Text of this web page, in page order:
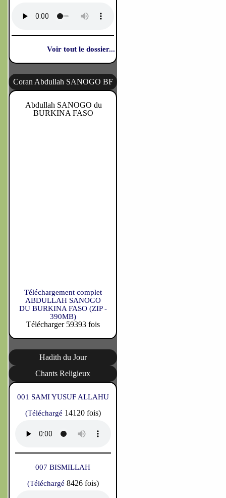
Voir tout le dossier...
Coran Abdullah SANOGO BF
Abdullah SANOGO du
BURKINA FASO
Téléchargement complet
ABDULLAH SANOGO
DU BURKINA FASO (ZIP -
390MB)
Télécharger 59393 fois
Hadith du Jour
Chants Religieux
001 SAMI YUSUF ALLAHU
(Téléchargé 14120 fois)
007 BISMILLAH
(Téléchargé 8426 fois)